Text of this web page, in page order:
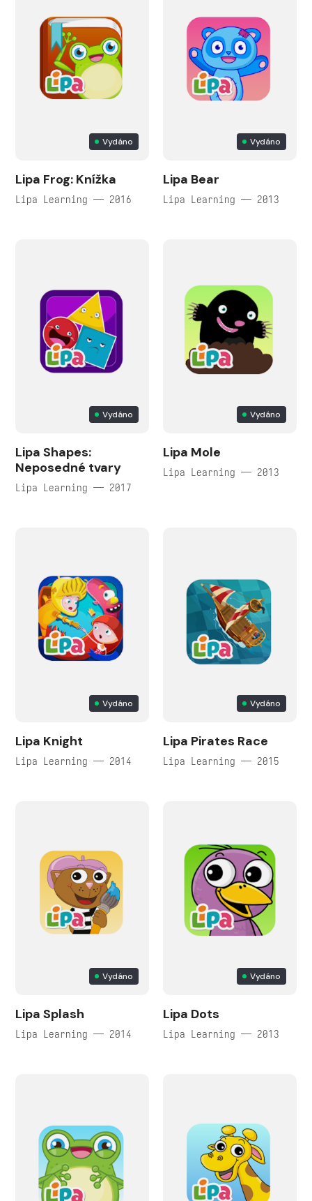
Vydáno
Lipa Frog: Knížka
Lipa Learning — 2016
Vydáno
Lipa Bear
Lipa Learning — 2013
Vydáno
Lipa Shapes:
Neposedné tvary
Lipa Learning — 2017
Vydáno
Lipa Mole
Lipa Learning — 2013
Vydáno
Lipa Knight
Lipa Learning — 2014
Vydáno
Lipa Pirates Race
Lipa Learning — 2015
Vydáno
Lipa Splash
Lipa Learning — 2014
Vydáno
Lipa Dots
Lipa Learning — 2013